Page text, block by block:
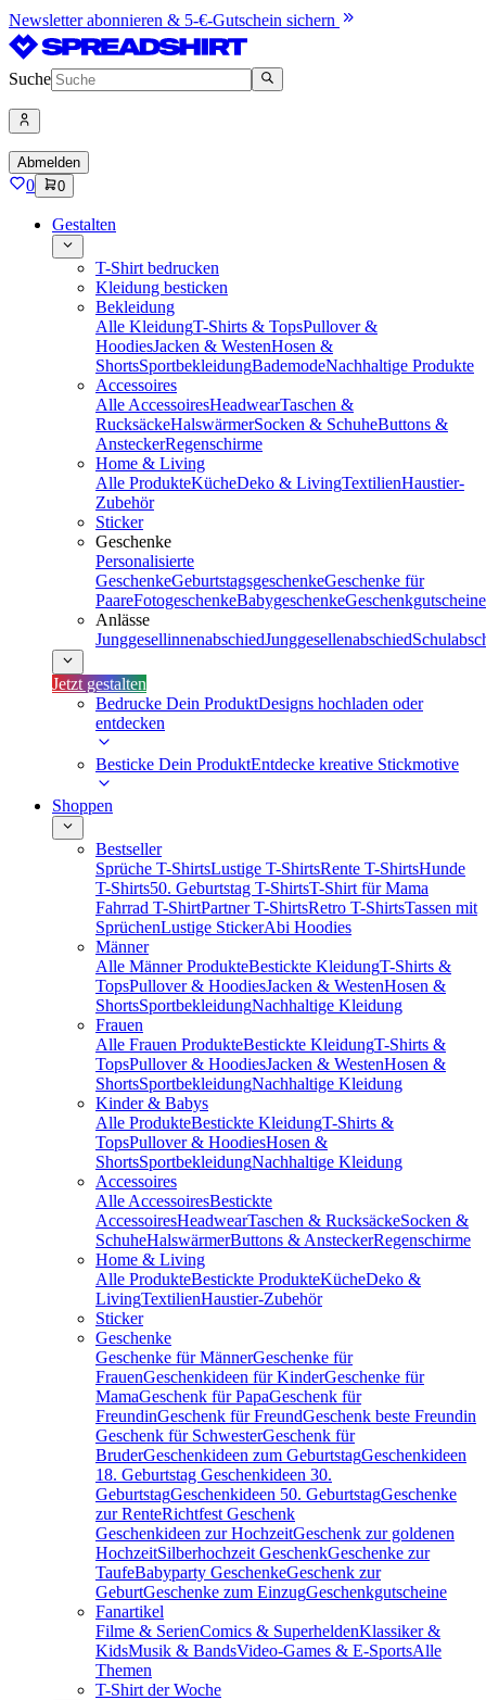
Newsletter abonnieren & 5-€-Gutschein sichern
Suche
Abmelden
0 0
Gestalten
T-Shirt bedrucken
Kleidung besticken
Bekleidung
Alle KleidungT-Shirts & TopsPullover &
HoodiesJacken & WestenHosen &
ShortsSportbekleidungBademodeNachhaltige Produkte
Accessoires
Alle AccessoiresHeadwearTaschen &
RucksäckeHalswärmerSocken & SchuheButtons &
AnsteckerRegenschirme
Home & Living
Alle ProdukteKücheDeko & LivingTextilienHaustier-
Zubehör
Sticker
Geschenke
Personalisierte
GeschenkeGeburtstagsgeschenkeGeschenke für
PaareFotogeschenkeBabygeschenkeGeschenkgutscheine
Anlässe
JunggesellinnenabschiedJunggesellenabschied
Jetzt gestalten
Bedrucke Dein ProduktDesigns hochladen oder
entdecken
Besticke Dein ProduktEntdecke kreative Stickmotive
Shoppen
Bestseller
Sprüche T-ShirtsLustige T-ShirtsRente T-ShirtsHunde
T-Shirts50. Geburtstag T-ShirtsT-Shirt für Mama
Fahrrad T-ShirtPartner T-ShirtsRetro T-ShirtsTassen mit
SprüchenLustige StickerAbi Hoodies
Männer
Alle Männer ProdukteBestickte KleidungT-Shirts &
TopsPullover & HoodiesJacken & WestenHosen &
ShortsSportbekleidungNachhaltige Kleidung
Frauen
Alle Frauen ProdukteBestickte KleidungT-Shirts &
TopsPullover & HoodiesJacken & WestenHosen &
ShortsSportbekleidungNachhaltige Kleidung
Kinder & Babys
Alle ProdukteBestickte KleidungT-Shirts &
TopsPullover & HoodiesHosen &
ShortsSportbekleidungNachhaltige Kleidung
Accessoires
Alle AccessoiresBestickte
AccessoiresHeadwearTaschen & RucksäckeSocken &
SchuheHalswärmerButtons & AnsteckerRegenschirme
Home & Living
Alle ProdukteBestickte ProdukteKücheDeko &
LivingTextilienHaustier-Zubehör
Sticker
Geschenke
Geschenke für MännerGeschenke für
FrauenGeschenkideen für KinderGeschenke für
MamaGeschenk für PapaGeschenk für
FreundinGeschenk für FreundGeschenk beste Freundin
Geschenk für SchwesterGeschenk für
BruderGeschenkideen zum GeburtstagGeschenkideen
18. Geburtstag Geschenkideen 30.
GeburtstagGeschenkideen 50. GeburtstagGeschenke
zur RenteRichtfest Geschenk
Geschenkideen zur HochzeitGeschenk zur goldenen
HochzeitSilberhochzeit GeschenkGeschenke zur
TaufeBabyparty GeschenkeGeschenk zur
GeburtGeschenke zum EinzugGeschenkgutscheine
Fanartikel
Filme & SerienComics & SuperheldenKlassiker &
KidsMusik & BandsVideo-Games & E-SportsAlle
Themen
T-Shirt der Woche